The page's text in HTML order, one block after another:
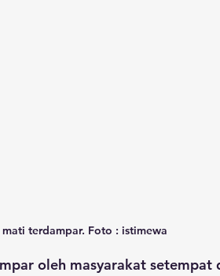
terdampar. Foto : istimewa
oleh masyarakat setempat